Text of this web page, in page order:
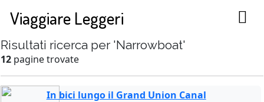
Viaggiare Leggeri
Risultati ricerca per 'Narrowboat'
12 pagine trovate
In bici lungo il Grand Union Canal